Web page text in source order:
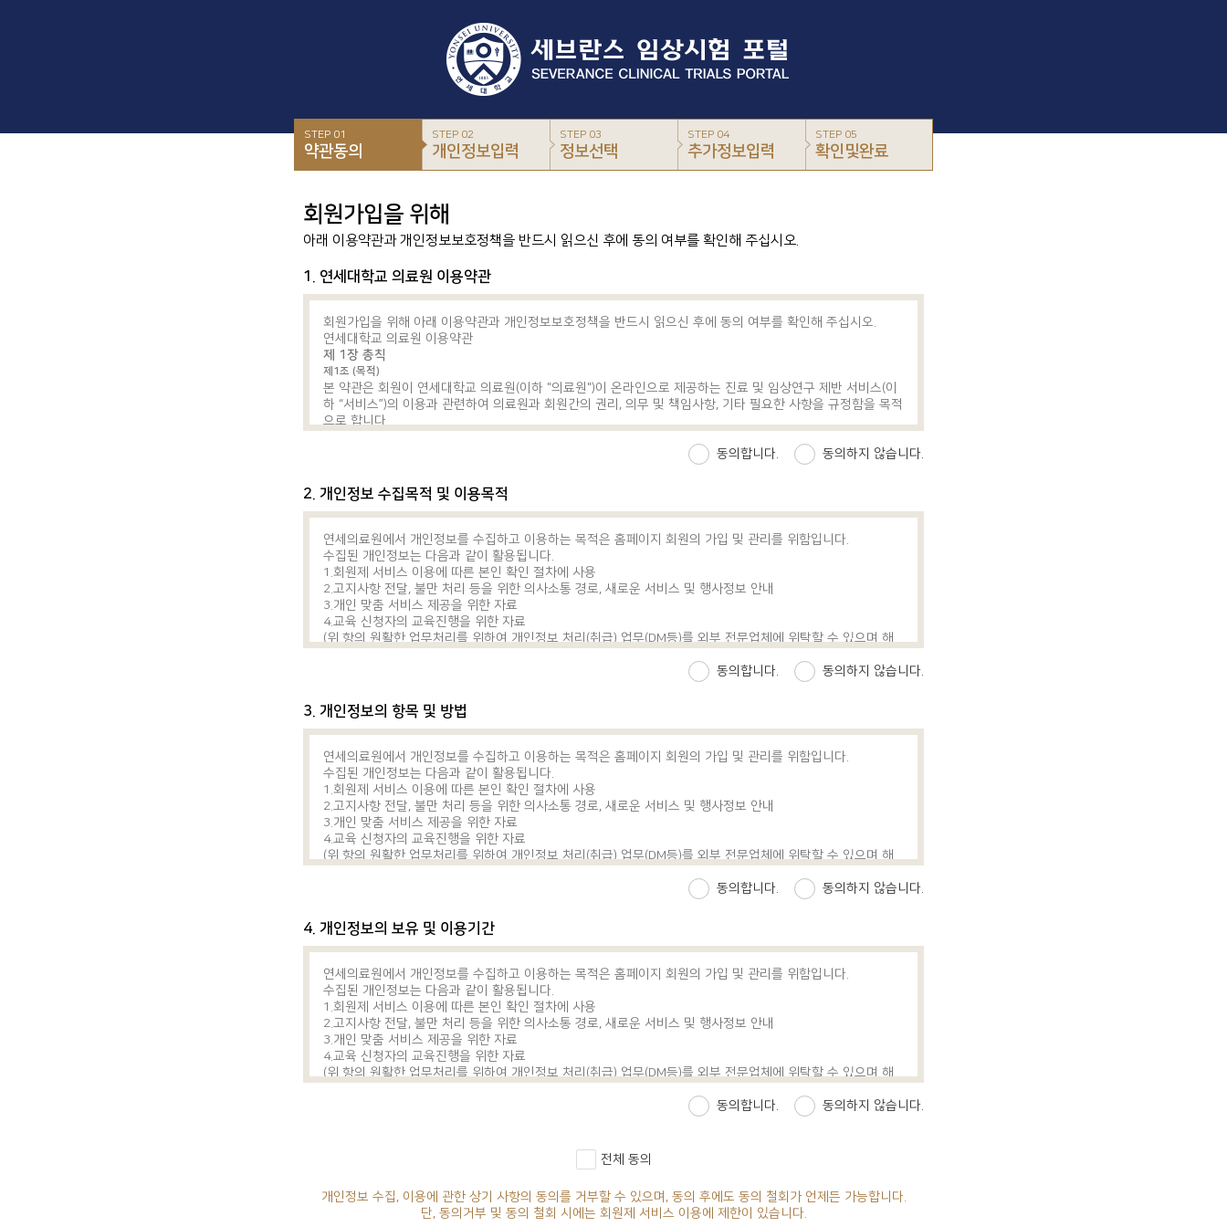
STEP 01
약관동의
STEP 02
개인정보입력
STEP 03
정보선택
STEP 04
추가정보입력
STEP 05
확인및완료
회원가입을 위해
아래 이용약관과 개인정보보호정책을 반드시 읽으신 후에 동의 여부를 확인해 주십시오.
1. 연세대학교 의료원 이용약관
회원가입을 위해 아래 이용약관과 개인정보보호정책을 반드시 읽으신 후에 동의 여부를 확인해 주십시오.
연세대학교 의료원 이용약관
제 1장 총칙
제1조 (목적)
본 약관은 회원이 연세대학교 의료원(이하 "의료원")이 온라인으로 제공하는 진료 및 임상연구 제반 서비스(이
하 “서비스”)의 이용과 관련하여 의료원과 회원간의 권리, 의무 및 책임사항, 기타 필요한 사항을 규정함을 목적
으로 합니다.
① 본 약관에서 사용하는 용어의 정의는 다음과 같습니다. 1. “의료원”이라 함은 온라인을 통하여 서비스를 제
2. “회원”이라 함은 본 약관에 동의하고 서비스 이용 자격을 부여 받은 자를 의미합니다.
3. “서비스”라 함은 의료원이 온라인으로 제공하는 서비스를 의미합니다.
4. “가입”이라 함은 사이트에서 제공하는 신청서 양식에 해당 정보를 기입하고, 본 약관에 동의하여 서비스 이
용계약을 완료시키는 행위
5. “계정(ID)”이라 함은 회원의 식별과 서비스 이용을 위하여 회원이 선정하고 의료원이 부여하는 문자, 숫자 또
는 특수문자의 조합을 의미합니다.
6. “계정정보“라 함은 회원의 계정, 비밀번호, 성명 등 회원이 의료원에 제공한 일반정보 및 병원등록번호등을
통칭합니다.
7. “비밀번호”라 함은 회원이 부여받은 계정과 일치되는 회원임을 확인하고 회원의 정보 및 권익보호를 위해 회
원 자신이 선정하여 비밀로 관리하는 문자, 숫자 또는 특수문자의 조합을 의미합니다.
8. “고유식별정보”라 함은 주민등록번호, 외국인등록번호를 의미합니다.
11. “홈페이지”라 함은 e-IRB/연구지원 System 을 포함하여 통칭한다.
② 이 약관에서 사용하는 용어의 정의는 제1항 각호에서 정하는 것을 제외하고는 관계법령 및 기타 일반적인
상관례에 의합니다.
제3조 (의료원정보의 제공)
의료원은 다음 각 호의 사항을 홈페이지에 게시하여, 회원이 이를 쉽게 알 수 있도록 합니다. 다만, 개인정보처
리방침과 약관은 회원이 연결화면을 통하여 볼 수 있도록 할 수 있습니다.
① 상호 및 소재지 주소(회원의 불만을 처리할 수 있는 곳의 주소를 포함한다)
② 전화번호
③ 이용약관과 개인정보처리방침
④ 환자권리장전과 의료정보윤리헌장
제4조 (서비스의 제공 및 변경)
① 의료원은 이용자에게 아래와 같은 서비스를 제공합니다. <홈페이지>
EMR ID 신청 서비스
증명서 발급 서비스
자료실, 게시판 이용 서비스
2.e-IRB 서비스
심의 신청 및 관리 서비스
통보서, 동의서 발급 서비스
자료실, 게시판 이용 서비스
이력 및 교육관리 서비스
② "의료원"은 그 변경될 서비스의 내용 및 제공일자를 제5조 제5항에서 정한 방법으로 이용자에게 통지하고,
③ "의료원"은 서비스 내용의 변경으로 인하여 이용자가 입은 손해에 대하여 배상하지 아니합니다. 단, 병원의
① 의료원은 이 약관의 내용을 회원이 알 수 있도록 사이트의 초기 서비스화면(전면)에 게시하거나 연결화면을
② 의료원은 회원이 의료원과 이 약관의 내용에 관하여 질의 및 응답을 할 수 있도록 조치를 취합니다.
③ 의료원은 서비스를 이용하고자 하는 자(이하 “이용자”라 한다)가 약관의 내용을 쉽게 알 수 있도록 작성하고
동의합니다. 동의하지 않습니다.
2. 개인정보 수집목적 및 이용목적
연세의료원에서 개인정보를 수집하고 이용하는 목적은 홈페이지 회원의 가입 및 관리를 위함입니다.
수집된 개인정보는 다음과 같이 활용됩니다.
1.회원제 서비스 이용에 따른 본인 확인 절차에 사용
2.고지사항 전달, 불만 처리 등을 위한 의사소통 경로, 새로운 서비스 및 행사정보 안내
3.개인 맞춤 서비스 제공을 위한 자료
4.교육 신청자의 교육진행을 위한 자료
(위 항의 원활한 업무처리를 위하여 개인정보 처리(취급) 업무(DM등)를 외부 전문업체에 위탁할 수 있으며 해
동의합니다.
동의하지 않습니다.
3. 개인정보의 항목 및 방법
연세의료원에서 개인정보를 수집하고 이용하는 목적은 홈페이지 회원의 가입 및 관리를 위함입니다.
수집된 개인정보는 다음과 같이 활용됩니다.
1.회원제 서비스 이용에 따른 본인 확인 절차에 사용
2.고지사항 전달, 불만 처리 등을 위한 의사소통 경로, 새로운 서비스 및 행사정보 안내
3.개인 맞춤 서비스 제공을 위한 자료
4.교육 신청자의 교육진행을 위한 자료
(위 항의 원활한 업무처리를 위하여 개인정보 처리(취급) 업무(DM등)를 외부 전문업체에 위탁할 수 있으며 해
동의합니다.
동의하지 않습니다.
4. 개인정보의 보유 및 이용기간
연세의료원에서 개인정보를 수집하고 이용하는 목적은 홈페이지 회원의 가입 및 관리를 위함입니다.
수집된 개인정보는 다음과 같이 활용됩니다.
1.회원제 서비스 이용에 따른 본인 확인 절차에 사용
2.고지사항 전달, 불만 처리 등을 위한 의사소통 경로, 새로운 서비스 및 행사정보 안내
3.개인 맞춤 서비스 제공을 위한 자료
4.교육 신청자의 교육진행을 위한 자료
(위 항의 원활한 업무처리를 위하여 개인정보 처리(취급) 업무(DM등)를 외부 전문업체에 위탁할 수 있으며 해
동의합니다.
동의하지 않습니다.
전체 동의
개인정보 수집, 이용에 관한 상기 사항의 동의를 거부할 수 있으며, 동의 후에도 동의 철회가 언제든 가능합니다.
단, 동의거부 및 동의 철회 시에는 회원제 서비스 이용에 제한이 있습니다.